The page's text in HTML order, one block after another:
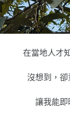
在當地人才
沒想到，卻
讓我能即